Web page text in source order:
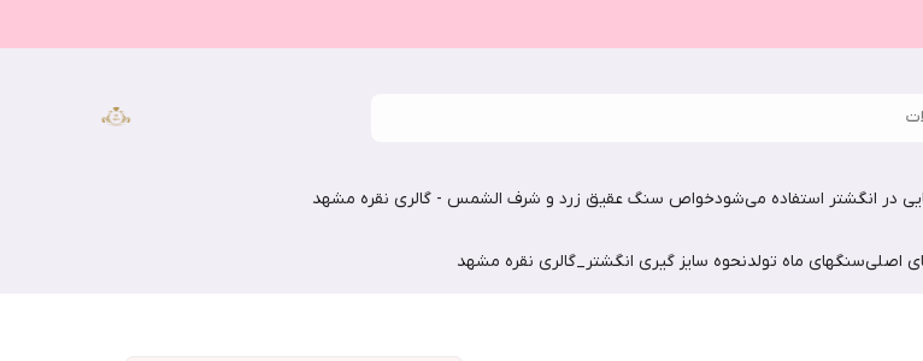
در انگشتر استفاده می‌شودخواص سنگ عقیق زرد و شرف الشمس - گالری نقره مشهد
اصلیسنگهای ماه تولدنحوه سایز گیری انگشتر_گالری نقره مشهد